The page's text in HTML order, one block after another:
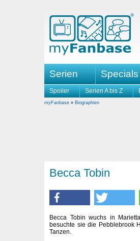
Serien Specials
Spoiler Serien A bis Z
myFanbase » Biographien
Becca Tobin
Becca Tobin wuchs in
besuchte sie die Pebblebrook
Tanzen.